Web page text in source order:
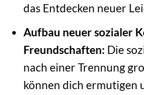
das Entdecken neuer
Aufbau neuer sozialer
Freundschaften: Die
nach einer Trennung
können dich ermutigen